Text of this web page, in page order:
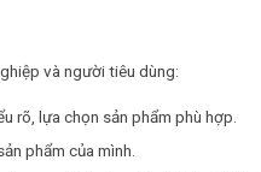
và người tiêu dùng:
rõ, lựa chọn sản phẩm phù hợp.
phẩm của mình.